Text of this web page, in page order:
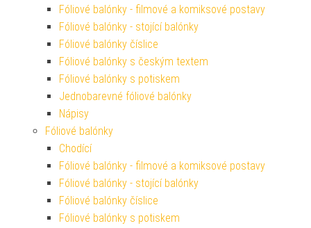
Fóliové balónky - filmové a komiksové postavy
Fóliové balónky - stojící balónky
Fóliové balónky číslice
Fóliové balónky s českým textem
Fóliové balónky s potiskem
Jednobarevné fóliové balónky
Nápisy
Fóliové balónky
Chodící
Fóliové balónky - filmové a komiksové postavy
Fóliové balónky - stojící balónky
Fóliové balónky číslice
Fóliové balónky s potiskem